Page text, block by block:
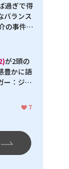
過ぎで得
バランス
の事件簿
が2頭の
豊かに語
ー：ジャ
ガーと
林の守護
7